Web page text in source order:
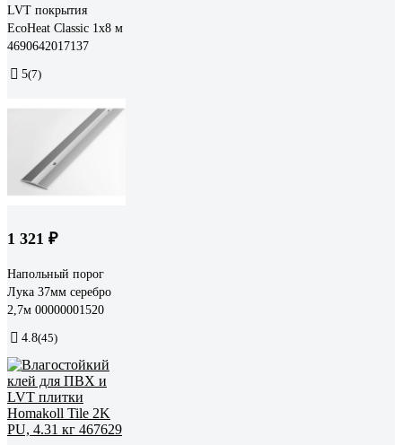
LVT покрытия
EcoHeat Classic 1x8 м
4690642017137
5(7)
1 321 ₽
Напольный порог
Лука 37мм серебро
2,7м 00000001520
4.8(45)